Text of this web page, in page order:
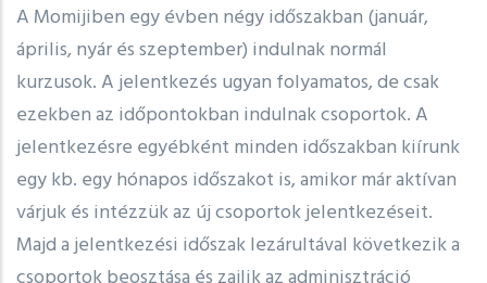
A Momijiben egy évben négy időszakban (január,
április, nyár és szeptember) indulnak normál
kurzusok. A jelentkezés ugyan folyamatos, de csak
ezekben az időpontokban indulnak csoportok. A
jelentkezésre egyébként minden időszakban kiírunk
egy kb. egy hónapos időszakot is, amikor már aktívan
várjuk és intézzük az új csoportok jelentkezéseit.
Majd a jelentkezési időszak lezárultával következik a